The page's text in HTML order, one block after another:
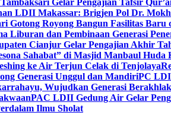
Gelar Pengajian Tafsir
LDII Makassar: Brigjen Pol Dr.
Gotong Royong Bangun Fasilitas
Liburan dan Pembinaan Generasi
Cianjur Gelar Pengajian Akhir
Sahabat” di Masjid Manbaul Huda
ke Air Terjun Celak di Tenjolaya
Generasi Unggul dan MandiriPC
Wujudkan Generasi
PAC LDII Gedung Air Gelar
Ilmu Sholat